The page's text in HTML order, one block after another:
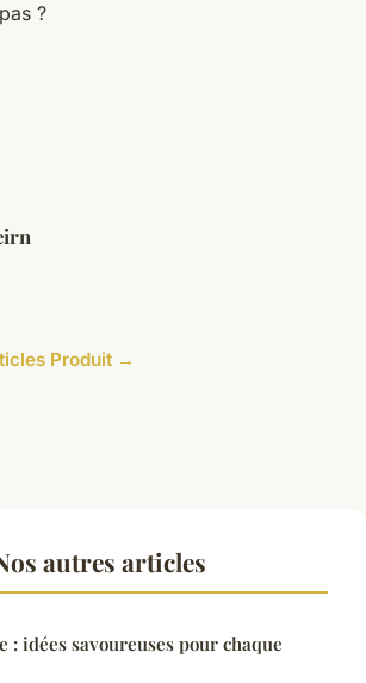
?
Produit →
autres articles
: idées savoureuses pour chaque